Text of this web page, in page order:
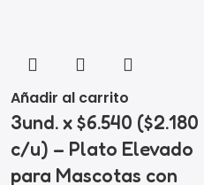
Añadir al carrito
3und. x $6.540 ($2.180
c/u) – Plato Elevado
para Mascotas con